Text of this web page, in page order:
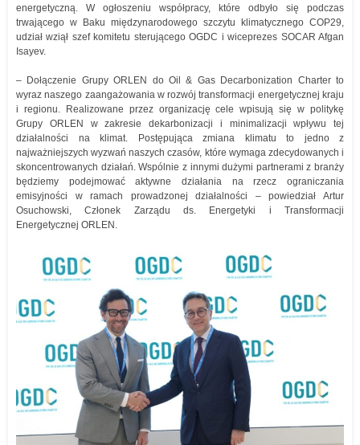
energetyczną. W ogłoszeniu współpracy, które odbyło się podczas
trwającego w Baku międzynarodowego szczytu klimatycznego COP29,
udział wziął szef komitetu sterującego OGDC i wiceprezes SOCAR Afgan
Isayev.
– Dołączenie Grupy ORLEN do Oil & Gas Decarbonization Charter to
wyraz naszego zaangażowania w rozwój transformacji energetycznej kraju
i regionu. Realizowane przez organizację cele wpisują się w politykę
Grupy ORLEN w zakresie dekarbonizacji i minimalizacji wpływu tej
działalności na klimat. Postępująca zmiana klimatu to jedno z
najważniejszych wyzwań naszych czasów, które wymaga zdecydowanych i
skoncentrowanych działań. Wspólnie z innymi dużymi partnerami z branży
będziemy podejmować aktywne działania na rzecz ograniczania
emisyjności w ramach prowadzonej działalności – powiedział Artur
Osuchowski, Członek Zarządu ds. Energetyki i Transformacji
Energetycznej ORLEN.